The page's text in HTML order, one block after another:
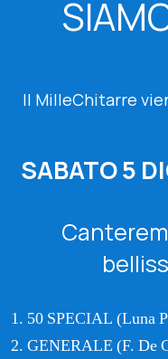
Il MilleChitarre
SABATO 5
50 SPECIAL (Luna
GENERALE (F. De